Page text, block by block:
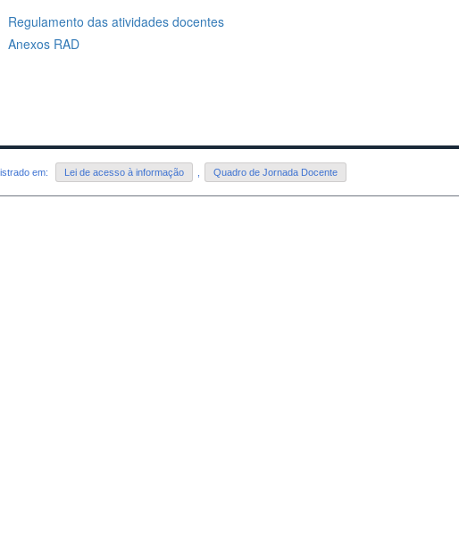
Regulamento das atividades docentes
Anexos RAD
em: Lei de acesso à informação Quadro de Jornada Docente